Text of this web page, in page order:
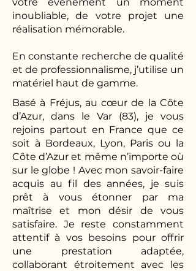
inoubliable, de votre projet une
réalisation mémorable.
En constante recherche de qualité
et de professionnalisme, j’utilise un
matériel haut de gamme.
Basé à Fréjus, au cœur de la Côte
d’Azur, dans le Var (83), je vous
rejoins partout en France que ce
soit à Bordeaux, Lyon, Paris ou la
Côte d’Azur et même n’importe où
sur le globe ! Avec mon savoir-faire
acquis au fil des années, je suis
prêt à vous étonner par ma
maîtrise et mon désir de vous
satisfaire. Je reste constamment
attentif à vos besoins pour offrir
une prestation adaptée,
collaborant étroitement avec les